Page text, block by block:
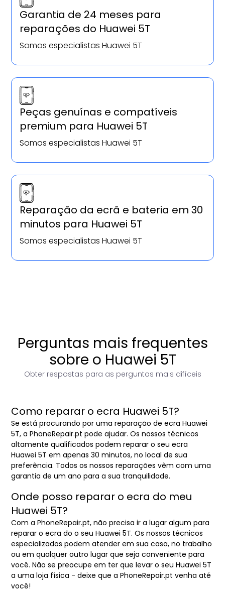
Garantia de 24 meses para
reparações do Huawei 5T
Somos especialistas Huawei 5T
Peças genuínas e compatíveis
premium para Huawei 5T
Somos especialistas Huawei 5T
Reparação da ecrã e bateria em 30
minutos para Huawei 5T
Somos especialistas Huawei 5T
Perguntas mais frequentes
sobre o Huawei 5T
Obter respostas para as perguntas mais difíceis
Como reparar o ecra Huawei 5T?
Se está procurando por uma reparação de ecra Huawei
5T, a PhoneRepair.pt pode ajudar. Os nossos técnicos
altamente qualificados podem reparar o seu ecra
Huawei 5T em apenas 30 minutos, no local de sua
preferência. Todos os nossos reparações vêm com uma
garantia de um ano para a sua tranquilidade.
Onde posso reparar o ecra do meu
Huawei 5T?
Com a PhoneRepair.pt, não precisa ir a lugar algum para
reparar o ecra do o seu Huawei 5T. Os nossos técnicos
especializados podem atender em sua casa, no trabalho
ou em qualquer outro lugar que seja conveniente para
você. Não se preocupe em ter que levar o seu Huawei 5T
a uma loja física - deixe que a PhoneRepair.pt venha até
você!